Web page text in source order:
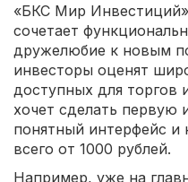
«БКС Мир
сочетает
дружелюбие к новым
инвесторы оценят
доступных для торгов
хочет сделать первую
понятный интерфейс и
всего от 1000 рублей.
Например, уже на